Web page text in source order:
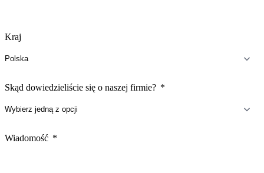
Kraj
Skąd dowiedzieliście się o naszej firmie?
Wiadomość